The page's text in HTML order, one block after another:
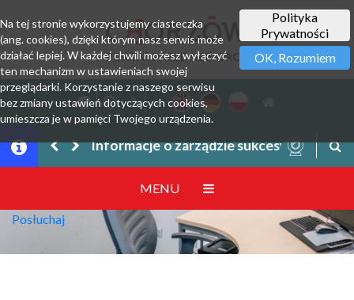
PORTAL PRZEDSIĘBIORCY
Informacje o zarządzie sukcesyjnym
MENU
Posłuchaj
Polityka
Prywatności
OK, Rozumiem
Na tej stronie wykorzystujemy ciasteczka
(ang. cookies), dzięki którym nasz serwis może
działać lepiej. W każdej chwili możesz wyłączyć
ten mechanizm w ustawieniach swojej
przeglądarki. Korzystanie z naszego serwisu
bez zmiany ustawień dotyczących cookies,
umieszcza je w pamięci Twojego urządzenia.